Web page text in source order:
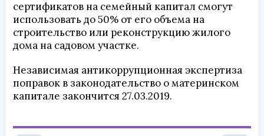
сертификатов на семейный капитал смогут
использовать до 50% от его объема на
строительство или реконструкцию жилого
дома на садовом участке.
Независимая антикоррупционная экспертиза
поправок в законодательство о материнском
капитале закончится 27.03.2019.